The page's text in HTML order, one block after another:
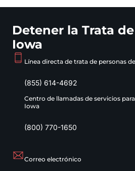
Detener la Trata
Iowa
Línea directa de trata de personas
(855) 614-4692
Centro de llamadas de servicios
Iowa
(800) 770-1650
Correo electrónico